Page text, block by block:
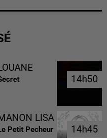
14h50
14h50
LISA
Petit Pecheur 14h45
14h45